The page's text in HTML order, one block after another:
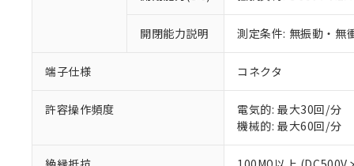
開閉能力説明 測定条件: 無振動・
端子仕様 コネクタ
許容操作頻度
電気的: 最大30回/分
機械的: 最大60回/分
ご利用条件
以下の条件をお読
くものです。
当社制御機
在庫状況お
調査・確認中：
非該当品：ライセ
仕入先様の事情に
があります。
鉛(Pb) 1000ppm以下、
六価クロム(Cr(Ⅵ))
フタル酸ビス(2-エチル
ル（DBP） 1000ppm
但し、RoHS指令で産業
※1 中国
「○」：最大均質
「×」：最大均質
「－」：未確認で
*中国RoHS10物質の基
う）を輸出
などの必要な
当社は規制
記
説明